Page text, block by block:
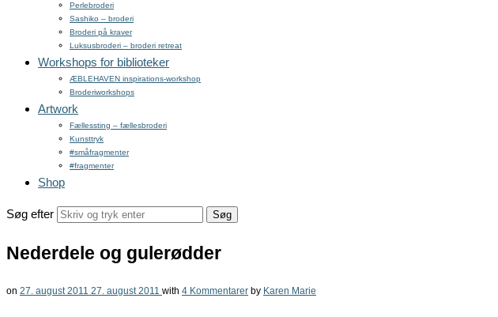
Perlebroderi
Sashiko – broderi
Broderi på kraver
Luksusbroderi – broderi retreat
Workshops for biblioteker
ÆBLEHAVEN inspirations-workshop
Broderiworkshops
Artwork
Fællessting – fællesbroderi
Kunsttryk
#småfragmenter
#fragmenter
Shop
Søg efter
Nederdele og gulerødder
on 27. august 2011 27. august 2011 with 4 Kommentarer by Karen Marie